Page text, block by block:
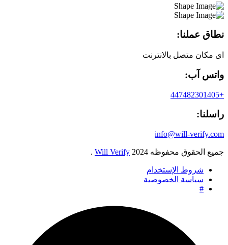
نطاق عملنا:
اى مكان متصل بالانترنت
واتس آب:
+447482301405
راسلنا:
info@will-verify.com
جميع الحقوق محفوظه 2024
Will Verify
.
شروط الإستخدام
سياسة الخصوصية
#